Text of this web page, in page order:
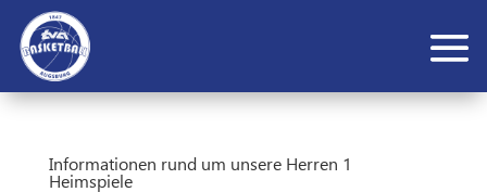
Informationen rund um unsere Herren 1
Heimspiele